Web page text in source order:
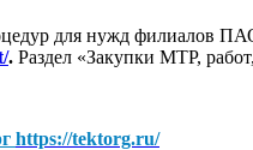
для нужд филиалов
. Раздел «Закупки МТР,
https://tektorg.ru/